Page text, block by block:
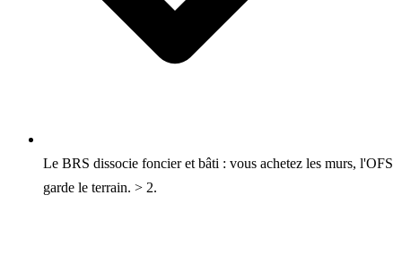
Le BRS dissocie foncier et bâti : vous achetez les murs, l'OFS
garde le terrain. > 2.